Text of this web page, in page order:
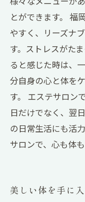
とができます。 福
やすく、リーズナ
す。ストレスがた
ると感じた時は、
分自身の心と体を
す。 エステサロン
日だけでなく、翌
の日常生活にも活
サロンで、心も体
美しい体を手に